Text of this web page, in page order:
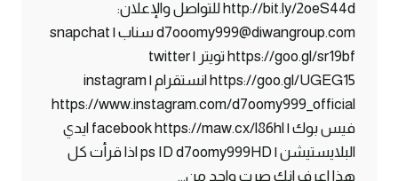
http://bit.ly/2oeS44d للتواصل والإعلان:
d7ooomy999@diwangroup.com سناب | snapchat
https://goo.gl/sr19bf تويتر | twitter
https://goo.gl/UGEG15 انستقرام | instagram
https://www.instagram.com/d7oomy999_official
فيس بوك | facebook https://maw.cx/l86hl ايدي
البلايستيشن | ps ID d7oomy999HD اذا قرأت كل
هذا اعرف انك صرت واحد من…